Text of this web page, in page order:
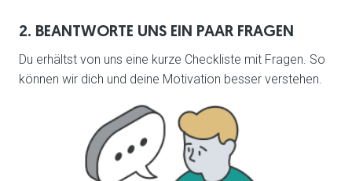
2. BEANTWORTE UNS EIN PAAR FRAGEN
Du erhältst von uns eine kurze Checkliste mit Fragen. So
können wir dich und deine Motivation besser verstehen.